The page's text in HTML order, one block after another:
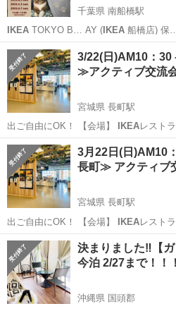
千葉県 南船橋駅
IKEATOKYO B… AY (IKEA
B… AY (IKEA船橋店) 千葉…
千葉 船橋市 南船橋駅
3/22(日)AM10：
≫アクティブ交流
宮城県 長町駅
出ご自由にOK！ 【会場】
IKEAレスト
宮城 仙台市 長町駅
3月22日(日)AM10
長町≫ アクティブ
宮城県 長町駅
出ご自由にOK！ 【会場】
IKEAレスト
宮城 仙台市 長町駅 その他
決まりました‼️【
今泊 2/27まで！！！
沖縄県 国頭郡